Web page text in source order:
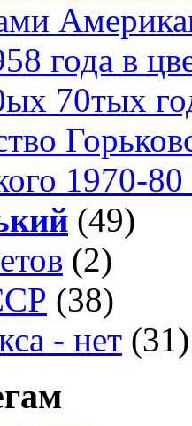
года в
70тых
1970-80
(49)
(2)
(38)
- нет (31)